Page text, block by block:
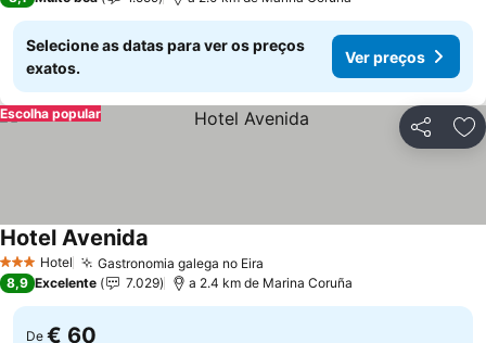
Selecione as datas para ver os preços
exatos.
Ver preços
Partilhar
Escolha popular
3 EstrelasHotel Gastronomia galega no Eira
Hotel Avenida
8,9 Excelente 7.029 a 2.4 km de Marina Coruña
De € 60